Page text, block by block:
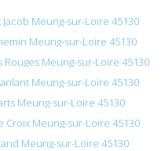
Meung-sur-Loire 45130
Meung-sur-Loire 45130
Meung-sur-Loire 45130
Meung-sur-Loire 45130
Meung-sur-Loire 45130
Croix Meung-sur-Loire 45130
Meung-sur-Loire 45130